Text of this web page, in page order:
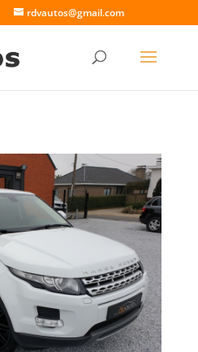
rdvautos@gmail.com